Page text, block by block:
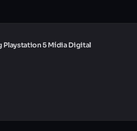
Playstation 5 Mídia Digital